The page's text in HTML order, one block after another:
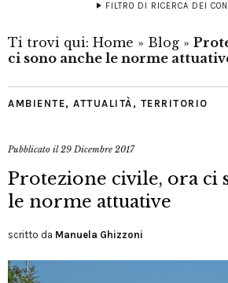
FILTRO DI RICERCA DEI
Ti trovi qui: Home » Blog »
ci sono anche le norme
AMBIENTE, ATTUALITÀ , TERRITORIO
Pubblicato il29 Dicembre 2017
Protezione civile, ora ci
le norme attuative
scritto da Manuela Ghizzoni